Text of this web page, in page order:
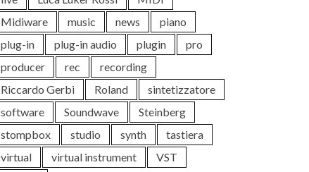
Midiware
music news
piano
plug-in
plug-in audio plugin
pro
producer
rec
recording
Riccardo Gerbi
Roland
sintetizzatore
software
Soundwave
Steinberg
stompbox
studio synth
tastiera
virtual
virtual instrument
VST